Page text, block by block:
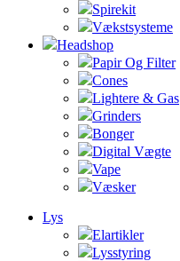
Spirekit
Vækstsysteme
Headshop
Papir Og Filter
Cones
Lightere & Gas
Grinders
Bonger
Digital Vægte
Vape
Væsker
Lys
Elartikler
Lysstyring